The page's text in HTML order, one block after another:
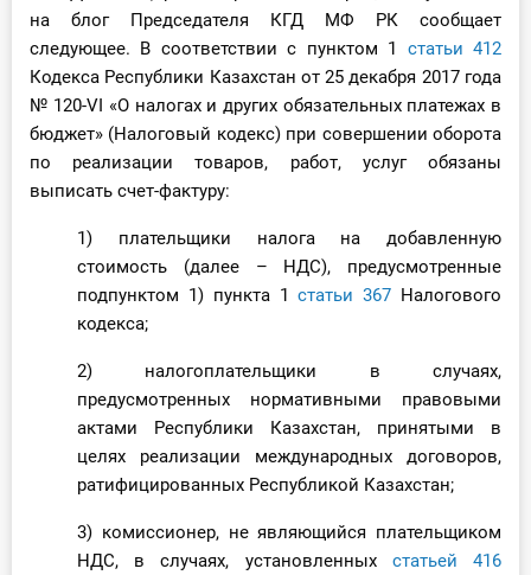
на блог Председателя КГД МФ РК сообщает
следующее. В соответствии с пунктом 1 статьи 412
Кодекса Республики Казахстан от 25 декабря 2017 года
№ 120-VI «О налогах и других обязательных платежах в
бюджет» (Налоговый кодекс) при совершении оборота
по реализации товаров, работ, услуг обязаны
выписать счет-фактуру:
1) плательщики налога на добавленную
стоимость (далее – НДС), предусмотренные
подпунктом 1) пункта 1статьи 367 Налогового
кодекса;
2) налогоплательщики в случаях,
предусмотренных нормативными правовыми
актами Республики Казахстан, принятыми в
целях реализации международных договоров,
ратифицированных Республикой Казахстан;
3) комиссионер, не являющийся плательщиком
НДС, в случаях, установленных статьей 416